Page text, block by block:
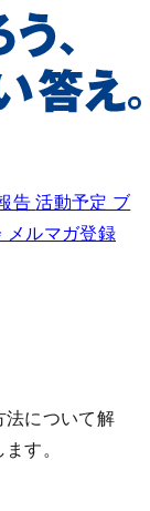
告活動予定 ブ
メルマガ登録
法について解
す。